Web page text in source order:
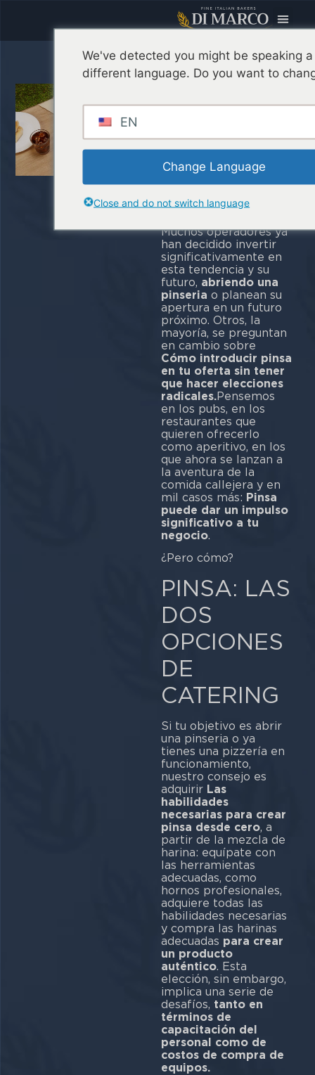
Bases de
¿Qué
Beneficios
para los
Restaurantes?
Muchos operadores ya
han decidido invertir
significativamente en
esta tendencia y su
futuro, abriendo una
pinseria o planean su
apertura en un futuro
próximo. Otros, la
mayoría, se preguntan
en cambio sobre
Cómo introducir pinsa
en tu oferta sin tener
que hacer elecciones
radicales.Pensemos
en los pubs, en los
restaurantes que
quieren ofrecerlo
como aperitivo, en los
que ahora se lanzan a
la aventura de la
comida callejera y en
mil casos más: Pinsa
puede dar un impulso
significativo a tu
negocio.
¿Pero cómo?
PINSA: LAS
DOS
OPCIONES
DE
CATERING
Si tu objetivo es abrir
una pinseria o ya
tienes una pizzería en
funcionamiento,
nuestro consejo es
adquirirLas
habilidades
necesarias para crear
pinsa desde cero, a
partir de la mezcla de
harina: equípate con
las herramientas
adecuadas, como
hornos profesionales,
adquiere todas las
habilidades necesarias
y compra las harinas
adecuadas para crear
un producto
auténtico. Esta
elección, sin embargo,
implica una serie de
desafíos, tanto en
términos de
capacitación del
personal como de
costos de compra de
equipos.
We've detected you might be speaking a
different language. Do you want to
EN
Change Language
Close and do not switch language